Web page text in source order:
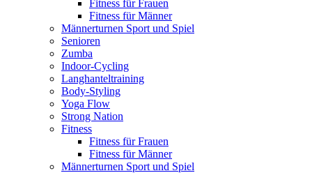
Fitness für Frauen
Fitness für Männer
Männerturnen Sport und Spiel
Senioren
Zumba
Indoor-Cycling
Langhanteltraining
Body-Styling
Yoga Flow
Strong Nation
Fitness
Fitness für Frauen
Fitness für Männer
Männerturnen Sport und Spiel